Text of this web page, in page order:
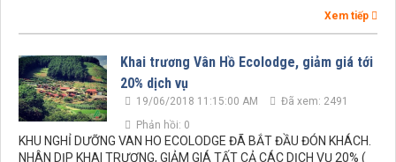
Xem tiếp
Khai trương Vân Hồ Ecolodge, giảm giá tới
20% dịch vụ
19/06/2018 11:15:00 AM
Đã xem: 2491
Phản hồi: 0
KHU NGHỈ DƯỠNG VAN HO ECOLODGE ĐÃ BẮT ĐẦU ĐÓN KHÁCH.
NHÂN DỊP KHAI TRƯƠNG, GIẢM GIÁ TẤT CẢ CÁC DỊCH VỤ 20% (